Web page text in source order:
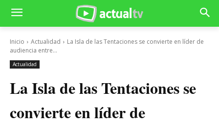
Inicio Actualidad
La Isla de las Tentaciones se convierte en líder de
audiencia entre...
Actualidad
La Isla de las Tentaciones se
convierte en líder de